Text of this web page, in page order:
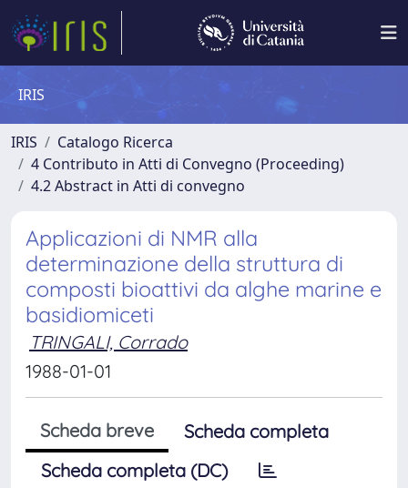
IRIS
IRIS
Catalogo Ricerca
4 Contributo in Atti di Convegno (Proceeding)
4.2 Abstract in Atti di convegno
Applicazioni di NMR alla
determinazione della struttura di
composti bioattivi da alghe marine e
basidiomiceti
TRINGALI, Corrado
1988-01-01
Scheda breve
Scheda completa
Scheda completa (DC)